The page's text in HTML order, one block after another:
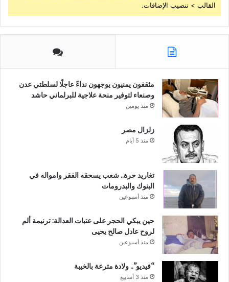
القالب > تنصيب الإضافات.
مثقفون يمنيون يوجهون نداءً عاجلًا لسلطتي عدن
وصنعاء لتوفير منحة علاجية للبرلماني حاشد
منذ يومين
زلزال مصر
منذ 5 أيام
تغاريد حرة.. شعب يسحقه الفقر وامواله في
البنوك والبدرومات
منذ أسبوعين
حين يبكي الحجر على عتبات العدالة: ترنيمة ألم
لروح عادل صالح يحيى
منذ أسبوعين
“فيديو”.. ولادة مترعة بالخيبة
منذ 3 أسابيع